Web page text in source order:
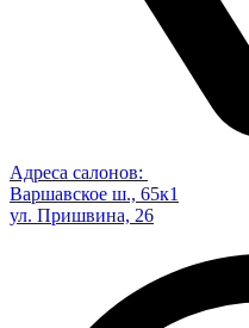
Адреса салонов:
Варшавское ш., 65к1
ул. Пришвина, 26